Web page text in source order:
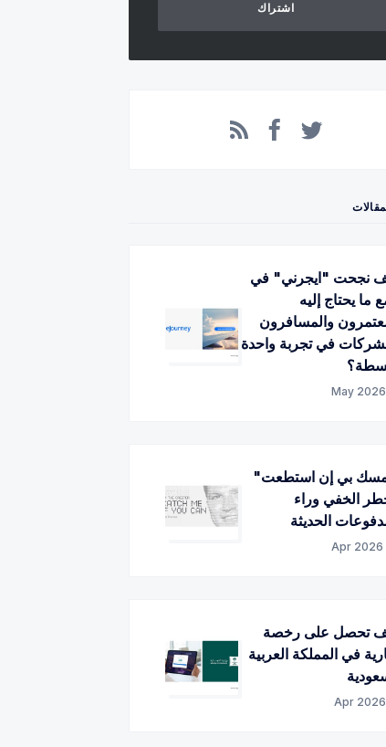
اشتراك
نجحت "ايجرني" في
ما يحتاج إليه
والمسافرون
في تجربة واحدة
بي إن استطعت"
الخفي وراء
الحديثة
تحصل على رخصة
في المملكة العربية